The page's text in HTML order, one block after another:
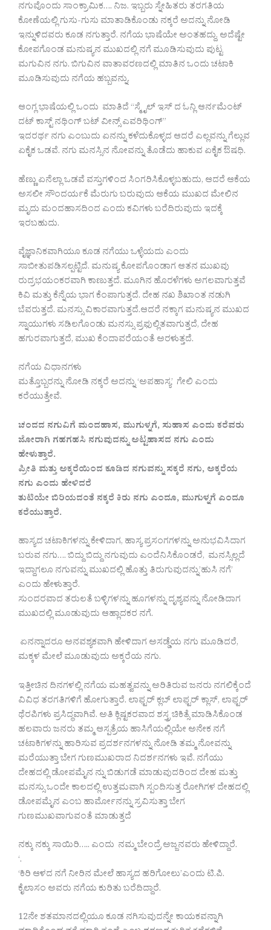
ನಗುವೊಂದು ಸಾಂಕ್ರಾಮಿಕ…. ನಿಜ. ಇಬ್ಬರು ಸ್ನೇಹಿತರು ತರಗತಿಯ
ಕೋಣೆಯಲ್ಲಿ ಗುಸು-ಗುಸು ಮಾತಾಡಿಕೊಂಡು ನಕ್ಕರೆ ಅದನ್ನು ನೋಡಿ
ಇನ್ನುಳಿದವರು ಕೂಡ ನಗುತ್ತಾರೆ. ನಗೆಯ ಭಾಷೆಯೇ ಅಂತಹದ್ದು. ಅದೆಷ್ಟೇ
ಕೋಪಗೊಂಡ ಮನುಷ್ಯನ ಮುಖದಲ್ಲಿ ನಗೆ ಮೂಡಿಸುವುದು ಪುಟ್ಟ
ಮಗುವಿನ ನಗು. ಬಿಗುವಿನ ವಾತಾವರಣದಲ್ಲಿ ಮಾತಿನ ಒಂದು ಚಟಾಕಿ
ಮೂಡಿಸುವುದು ನಗೆಯ ಹಬ್ಬವನ್ನು.
ಆಂಗ್ಲ ಭಾಷೆಯಲ್ಲಿ ಒಂದು ಮಾತಿದೆ “ಸ್ಮೈಲ್ ಇಸ್ ದ ಓನ್ಲಿ ಆರ್ನಮೆಂಟ್
ದಟ್ ಕಾಸ್ಟ್ ನಥಿಂಗ್ ಬಟ್ ವೀನ್ಸ್ ಎವರಿಥಿಂಗ್”
ಇದರರ್ಥ ನಗು ಎಂಬುದು ಏನನ್ನು ಕಳೆದುಕೊಳ್ಳದ ಆದರೆ ಎಲ್ಲವನ್ನು ಗೆಲ್ಲುವ
ಏಕೈಕ ಒಡವೆ. ನಗು ಮನಸ್ಸಿನ ನೋವನ್ನು ತೊಡೆದು ಹಾಕುವ ಏಕೈಕ ಔಷಧಿ.
ಹೆಣ್ಣು ಏನೆಲ್ಲಾ ಒಡವೆ ವಸ್ತುಗಳಿಂದ ಸಿಂಗರಿಸಿಕೊಳ್ಳಬಹುದು, ಆದರೆ ಆಕೆಯ
ಅಸಲೀ ಸೌಂದರ್ಯಕೆ ಮೆರುಗು ಬರುವುದು ಆಕೆಯ ಮುಖದ ಮೇಲಿನ
ಮೃದು ಮಂದಹಾಸದಿಂದ ಎಂದು ಕವಿಗಳು ಬರೆದಿರುವುದು ಇದಕ್ಕೆ
ಇರಬಹುದು.
ವೈಜ್ಞಾನಿಕವಾಗಿಯೂ ಕೂಡ ನಗೆಯು ಒಳ್ಳೆಯದು ಎಂದು
ಸಾಬೀತುಪಡಿಸಲ್ಪಟ್ಟಿದೆ. ಮನುಷ್ಯ ಕೋಪಗೊಂಡಾಗ ಆತನ ಮುಖವು
ರುದ್ರಭಯಂಕರವಾಗಿ ಕಾಣುತ್ತದೆ. ಮೂಗಿನ ಹೊರಳೆಗಳು ಅಗಲವಾಗುತ್ತವೆ
ಕಿವಿ ಮತ್ತು ಕೆನ್ನೆಯ ಭಾಗ ಕೆಂಪಾಗುತ್ತದೆ. ದೇಹ ನಖ ಶಿಖಾಂತ ನಡುಗಿ
ಬೆವರುತ್ತದೆ. ಮನಸ್ಸು ವಿಕಾರವಾಗುತ್ತದೆ.ಆದರೆ ನಕ್ಕಾಗ ಮನುಷ್ಯನ ಮುಖದ
ಸ್ನಾಯುಗಳು ಸಡಿಲಗೊಂಡು ಮನಸ್ಸು ಪ್ರಫುಲ್ಲಿತವಾಗುತ್ತದೆ, ದೇಹ
ಹಗುರವಾಗುತ್ತದೆ, ಮುಖ ಕೆಂದಾವರೆಯಂತೆ ಅರಳುತ್ತದೆ.
ನಗೆಯ ವಿಧಾನಗಳು
ಮತ್ತೊಬ್ಬರನ್ನು ನೋಡಿ ನಕ್ಕರೆ ಅದನ್ನು ‘ಅಪಹಾಸ್ಯ’ ಗೇಲಿ ಎಂದು
ಕರೆಯುತ್ತೇವೆ.
ಚಂದದ ನಗುವಿಗೆ ಮಂದಹಾಸ, ಮುಗುಳ್ನಗೆ, ಸುಹಾಸ ಎಂದು ಕರೆವರು
ಜೋರಾಗಿ ಗಹಗಹಸಿ ನಗುವುದನ್ನು ಅಟ್ಟಹಾಸದ ನಗು ಎಂದು
ಹೇಳುತ್ತಾರೆ.
ಪ್ರೀತಿ ಮತ್ತು ಅಕ್ಕರೆಯಿಂದ ಕೂಡಿದ ನಗುವನ್ನು ಸಕ್ಕರೆ ನಗು, ಅಕ್ಕರೆಯ
ನಗು ಎಂದು ಹೇಳಿದರೆ
ತುಟಿಯೇ ಬಿರಿಯದಂತೆ ನಕ್ಕರೆ ಕಿರು ನಗು ಎಂದೂ, ಮುಗುಳ್ನಗೆ ಎಂದೂ
ಕರೆಯುತ್ತಾರೆ.
ಹಾಸ್ಯದ ಚಟಾಕಿಗಳನ್ನು ಕೇಳಿದಾಗ, ಹಾಸ್ಯ ಪ್ರಸಂಗಗಳನ್ನು ಅನುಭವಿಸಿದಾಗ
ಬರುವ ನಗು…. ಬಿದ್ದು ಬಿದ್ದು ನಗುವುದು ಎಂದೆನಿಸಿಕೊಂಡರೆ, ಮನಸ್ಸಿಲ್ಲದೆ
ಇದ್ದಾಗಲೂ ನಗುವನ್ನು ಮುಖದಲ್ಲಿ ಹೊತ್ತು ತಿರುಗುವುದನ್ನು’ಹುಸಿ ನಗೆ’
ಎಂದು ಹೇಳುತ್ತಾರೆ.
ಸುಂದರವಾದ ತರುಲತೆ ಬಳ್ಳಿಗಳನ್ನು ಹೂಗಳನ್ನು ದೃಶ್ಯವನ್ನು ನೋಡಿದಾಗ
ಮುಖದಲ್ಲಿ ಮೂಡುವುದು ಆಹ್ಲಾದಕರ ನಗೆ.
ಏನನ್ನಾದರೂ ಅನವಶ್ಯಕವಾಗಿ ಹೇಳಿದಾಗ ಅಸಡ್ಡೆಯ ನಗು ಮೂಡಿದರೆ,
ಮಕ್ಕಳ ಮೇಲೆ ಮೂಡುವುದು ಅಕ್ಕರೆಯ ನಗು.
ಇತ್ತೀಚಿನ ದಿನಗಳಲ್ಲಿ ನಗೆಯ ಮಹತ್ವವನ್ನು ಅರಿತಿರುವ ಜನರು ನಗಲಿಕ್ಕೆಂದೆ
ವಿವಿಧ ತರಗತಿಗಳಿಗೆ ಹೋಗುತ್ತಾರೆ. ಲಾಫ್ಟರ್ ಕ್ಲಬ್ ಲಾಫ್ಟರ್ ಕ್ಲಾಸ್, ಲಾಫ್ಟರ್
ಥೆರಪಿಗಳು ಪ್ರಸಿದ್ಧವಾಗಿವೆ. ಅತಿ ಕ್ಲಿಷ್ಟಕರವಾದ ಶಸ್ತ್ರ ಚಿಕಿತ್ಸೆ ಮಾಡಿಸಿಕೊಂಡ
ಹಲವಾರು ಜನರು ತಮ್ಮ ಆಸ್ಪತ್ರೆಯ ಹಾಸಿಗೆಯಲ್ಲಿಯೇ ಅನೇಕ ನಗೆ
ಚಟಾಕಿಗಳನ್ನು ಹಾರಿಸುವ ಪ್ರದರ್ಶನಗಳನ್ನು ನೋಡಿ ತಮ್ಮ ನೋವನ್ನು
ಮರೆಯುತ್ತಾ ಬೇಗ ಗುಣಮುಖರಾದ ನಿದರ್ಶನಗಳು ಇವೆ. ನಗೆಯು
ದೇಹದಲ್ಲಿ ಡೋಪಮೈನ ನ್ನು ಬಿಡುಗಡೆ ಮಾಡುವುದರಿಂದ ದೇಹ ಮತ್ತು
ಮನಸ್ಸು ಒಂದೇ ಕಾಲದಲ್ಲಿ ಉತ್ತಮವಾಗಿ ಸ್ಪಂದಿಸುತ್ತ ರೋಗಿಗಳ ದೇಹದಲ್ಲಿ
ಡೋಪಮೈನ ಎಂಬ ಹಾರ್ಮೋನನ್ನು ಸ್ರವಿಸುತ್ತಾ ಬೇಗ
ಗುಣಮುಖವಾಗುವಂತೆ ಮಾಡುತ್ತದೆ
ನಕ್ಕು ನಕ್ಕು ಸಾಯಿರಿ….. ಎಂದು ನಮ್ಮ ಬೇಂದ್ರೆ ಅಜ್ಜನವರು ಹೇಳಿದ್ದಾರೆ.
‘.
‘ಕಿರಿ ಆಳದ ನಗೆ ನೀರಿನ ಮೇಲೆ ಹಾಸ್ಯದ ಹರಿಗೋಲು’ಎಂದು ಟಿ.ಪಿ.
ಕೈಲಾಸಂ ಅವರು ನಗೆಯ ಕುರಿತು ಬರೆದಿದ್ದಾರೆ.
12ನೇ ಶತಮಾನದಲ್ಲಿಯೂ ಕೂಡ ನಗಿಸುವುದನ್ನೇ ಕಾಯಕವನ್ನಾಗಿ